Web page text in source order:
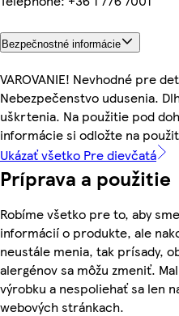
Bezpečnostné informácie
VAROVANIE! Nevhodné pre
Nebezpečenstvo udusenia.
uškrtenia. Na použitie pod
informácie si odložte na
Ukázať všetko Pre dievčatá
Príprava a použitie
Robíme všetko pre to, aby
informácií o produkte, ale
neustále menia, tak prísady,
alergénov sa môžu zmeniť.
výrobku a nespoliehať sa len
webových stránkach.